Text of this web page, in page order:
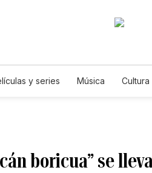
y series Música Cultura
boricua” se